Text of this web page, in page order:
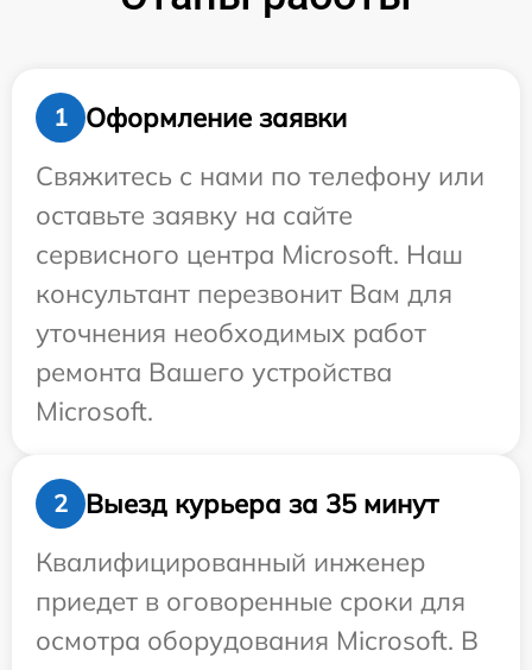
1
Оформление заявки
Свяжитесь с нами по телефону или
оставьте заявку на сайте
сервисного центра Microsoft. Наш
консультант перезвонит Вам для
уточнения необходимых работ
ремонта Вашего устройства
Microsoft.
2
Выезд курьера за 35 минут
Квалифицированный инженер
приедет в оговоренные сроки для
осмотра оборудования Microsoft. В